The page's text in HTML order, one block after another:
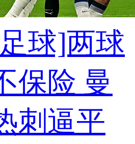
球]两球
保险 曼
刺逼平